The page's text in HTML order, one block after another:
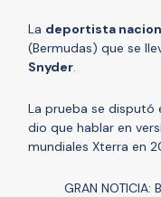
La deportista
(Bermudas) que se
Snyder.
La prueba se disputó
dio que hablar en
mundiales Xterra en
GRAN NOTICIA: